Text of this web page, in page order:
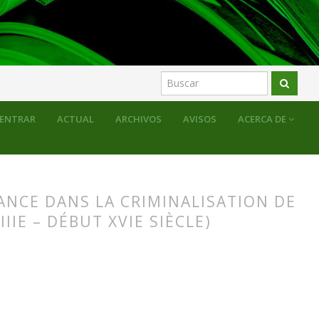
ACTUAL ARCHIVOS AVISOS ACERCA DE
ENTRAR
DANS LA CRIMINALISATION DE
– DÉBUT XVIE SIÈCLE)